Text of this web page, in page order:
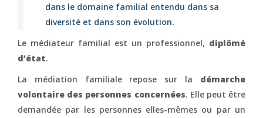
dans le domaine familial entendu dans sa
diversité et dans son évolution.
Le médiateur familial est un professionnel, diplômé
d’état.
La médiation familiale repose sur la démarche
volontaire des personnes concernées. Elle peut être
demandée par les personnes elles-mêmes ou par un